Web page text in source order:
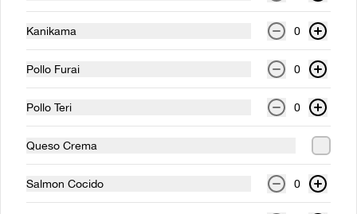
BIENVENIDOS
Login
Kanikama 0
Pollo Furai 0
Pollo Teri 0
Queso Crema
Salmon Cocido 0